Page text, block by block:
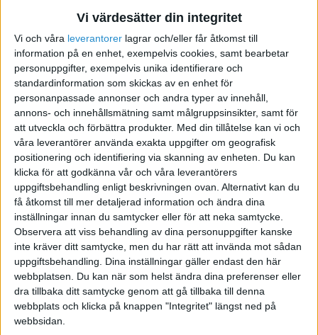
Vi värdesätter din integritet
Vi och våra leverantorer lagrar och/eller får åtkomst till
information på en enhet, exempelvis cookies, samt bearbetar
personuppgifter, exempelvis unika identifierare och
standardinformation som skickas av en enhet för
personanpassade annonser och andra typer av innehåll,
annons- och innehållsmätning samt målgruppsinsikter, samt för
att utveckla och förbättra produkter. Med din tillåtelse kan vi och
våra leverantörer använda exakta uppgifter om geografisk
positionering och identifiering via skanning av enheten. Du kan
klicka för att godkänna vår och våra leverantörers
uppgiftsbehandling enligt beskrivningen ovan. Alternativt kan du
få åtkomst till mer detaljerad information och ändra dina
inställningar innan du samtycker eller för att neka samtycke.
Observera att viss behandling av dina personuppgifter kanske
inte kräver ditt samtycke, men du har rätt att invända mot sådan
uppgiftsbehandling. Dina inställningar gäller endast den här
webbplatsen. Du kan när som helst ändra dina preferenser eller
dra tillbaka ditt samtycke genom att gå tillbaka till denna
webbplats och klicka på knappen "Integritet" längst ned på
webbsidan.
Ett varumärke kan bestå av en hel del olika
kännetecken. Den gemensamma nämnaren för
varumärken är att de i sig är kännetecken för en vara
eller en tjänst och att de på något sätt är unika. Sedan
kan ett varumärke se ut på en rad olika sätt och bestå
av bokstäver, symboler, färger och ljud. Till och med
dofter kan ingå. Det kan vara svårt att få till ett
varumärke som uppfyller de krav som finns.
Beskrivande texter eller vanliga ord kan inte bli
registrerade utan måste omvandlas till ett unikt
koncept. Det ska inte gå att förväxla med vanliga ord
eller varumärken som redan finns. Det får heller inte
vara vilseledande.
Om företagsnamnet
Ett grundläggande skydd för företagsnamnet ges
genom att registrera själva företagsnamnet hos